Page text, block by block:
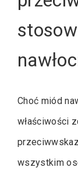
Choć miód
właściwości
wszystkim